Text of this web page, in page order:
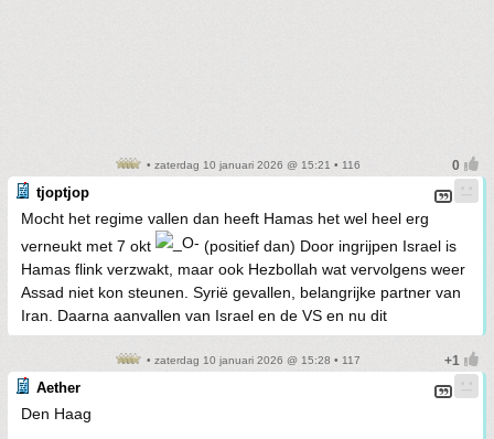
• zaterdag 10 januari 2026 @ 15:21 • 116
tjoptjop
Mocht het regime vallen dan heeft Hamas het wel heel erg
verneukt met 7 okt
(positief dan) Door ingrijpen Israel is
Hamas flink verzwakt, maar ook Hezbollah wat vervolgens weer
Assad niet kon steunen. Syrië gevallen, belangrijke partner van
Iran. Daarna aanvallen van Israel en de VS en nu dit
• zaterdag 10 januari 2026 @ 15:28 • 117
Aether
Den Haag